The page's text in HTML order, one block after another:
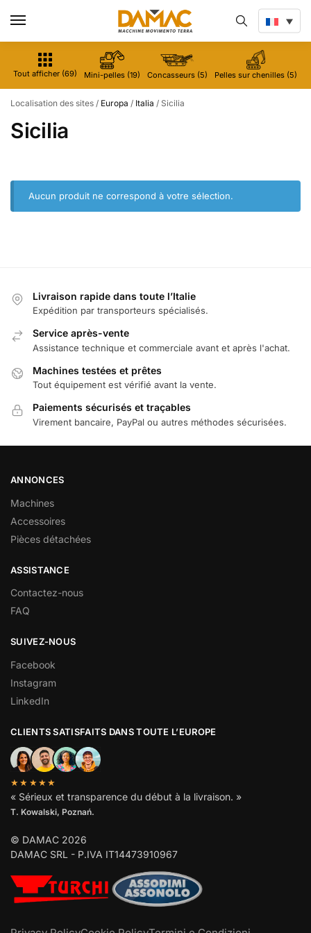
Tout afficher (69) Mini-pelles (19) Concasseurs (5) Pelles sur chenilles (5)
Localisation des sites / Europa / Italia / Sicilia
Sicilia
Aucun produit ne correspond à votre sélection.
Livraison rapide dans toute l’Italie
Expédition par transporteurs spécialisés.
Service après-vente
Assistance technique et commerciale avant et après l'achat.
Machines testées et prêtes
Tout équipement est vérifié avant la vente.
Paiements sécurisés et traçables
Virement bancaire, PayPal ou autres méthodes sécurisées.
ANNONCES
Machines
Accessoires
Pièces détachées
ASSISTANCE
Contactez-nous
FAQ
SUIVEZ-NOUS
Facebook
Instagram
LinkedIn
CLIENTS SATISFAITS DANS TOUTE L’EUROPE
★★★★★
« Sérieux et transparence du début à la livraison. »
T. Kowalski, Poznań.
© DAMAC 2026
DAMAC SRL - P.IVA IT14473910967